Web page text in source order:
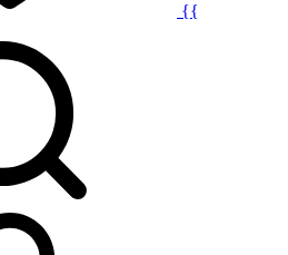
{{